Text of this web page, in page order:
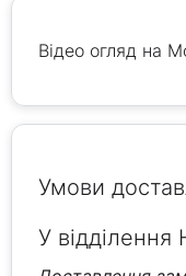
Відео огляд на
Умови
У відділення